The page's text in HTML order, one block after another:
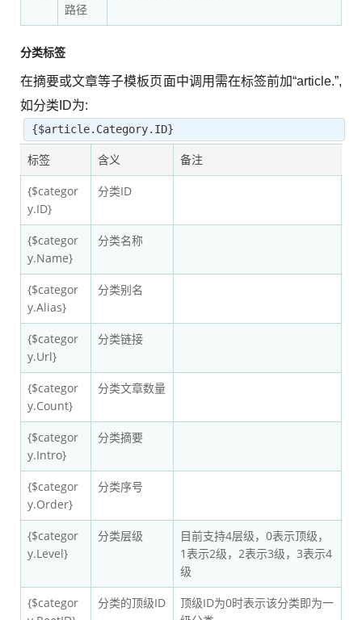
路径
分类标签
在摘要或文章等子模板页面中调用需在标签前加“article.”,
如分类ID为:
{$article.Category.ID}
标签 含义 备注
{$categor
y.ID}
分类ID
{$categor
y.Name}
分类名称
{$categor
y.Alias}
分类别名
{$categor
y.Url}
分类链接
{$categor
y.Count}
分类文章数量
{$categor
y.Intro}
分类摘要
{$categor
y.Order}
分类序号
{$categor
y.Level}
分类层级
目前支持4层级，0表示顶级，
1表示2级，2表示3级，3表示4
级
{$categor
分类的顶级ID
顶级ID为0时表示该分类即为一